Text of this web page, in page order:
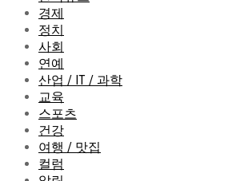
경제
정치
사회
연예
산업 / IT / 과학
교육
스포츠
건강
여행 / 맛집
컬럼